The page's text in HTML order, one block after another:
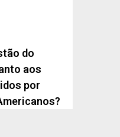
do
aos
por